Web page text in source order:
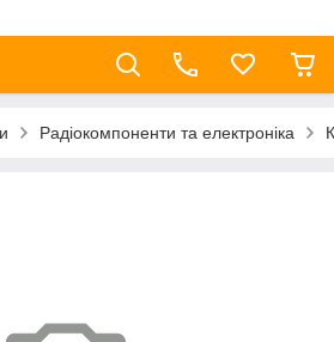
Радіокомпоненти та електроніка